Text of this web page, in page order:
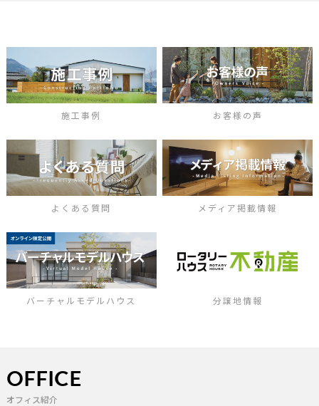
施工事例 お客様の声
よくある質問 メディア掲載情報
バーチャルモデルハウス 分譲地情報
OFFICE
オフィス紹介